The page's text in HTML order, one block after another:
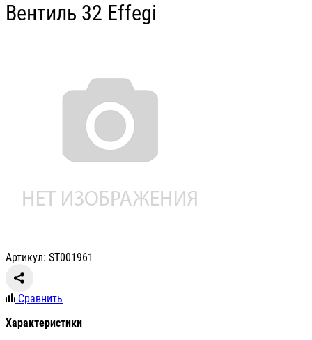
Вентиль 32 Effegi
Артикул: ST001961
Сравнить
Характеристики